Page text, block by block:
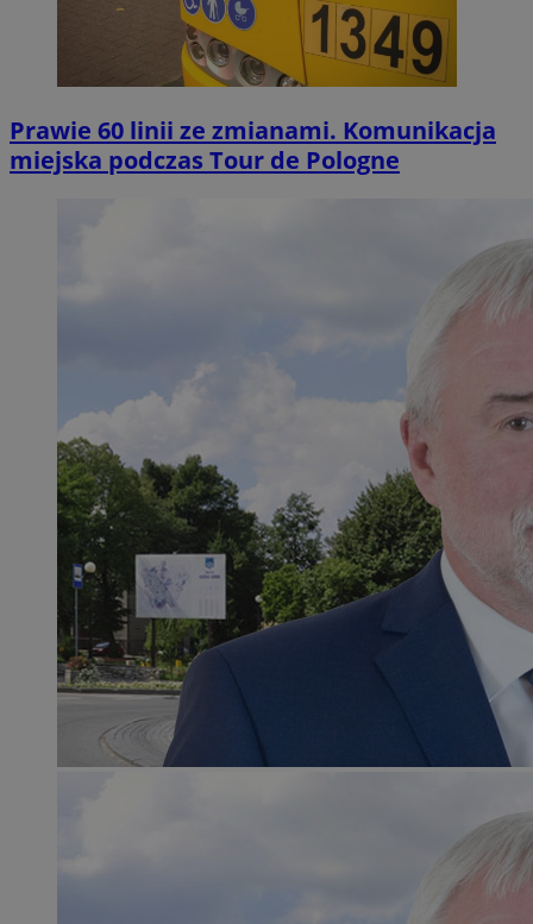
Prawie 60 linii ze zmianami. Komunikacja
miejska podczas Tour de Pologne